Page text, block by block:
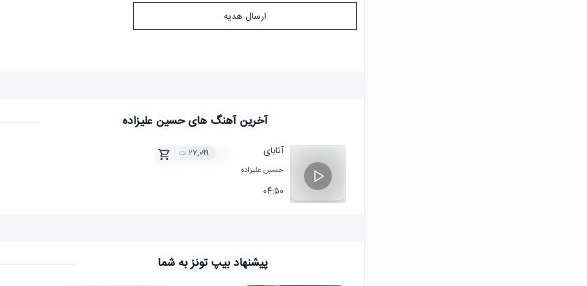
ارسال هدیه
آخرین آهنگ های حسین علیزاده
آتابای
حسین علیزاده
۰۴:۵۰
۲۷,۰۹۹ ت
پیشنهاد بیپ تونز به شما